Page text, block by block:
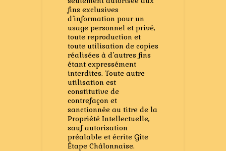
fins exclusives
d’information pour un
usage personnel et privé,
toute reproduction et
toute utilisation de copies
réalisées à d’autres fins
étant expressément
interdites. Toute autre
utilisation est
constitutive de
contrefaçon et
sanctionnée au titre de la
Propriété Intellectuelle,
sauf autorisation
préalable et écrite Gîte
Étape Châlonnaise.